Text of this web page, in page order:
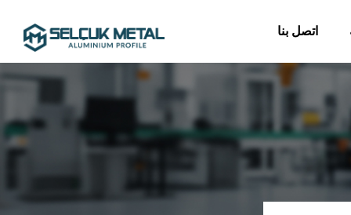
اتصل بنا